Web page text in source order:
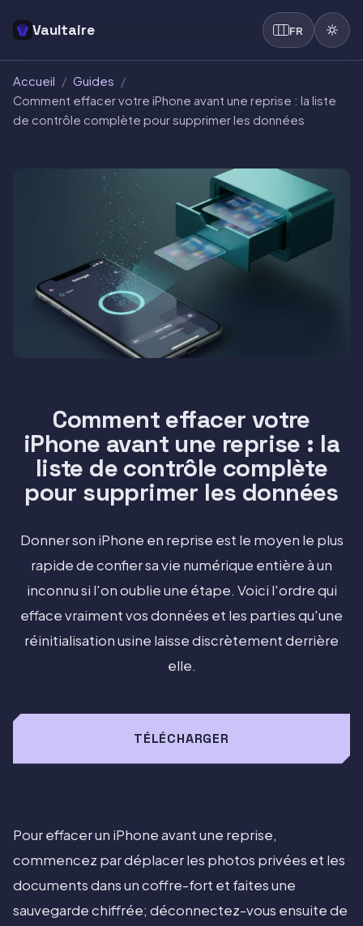
Vaultaire FR
Accueil / Guides /
Comment effacer votre iPhone avant une reprise : la liste
de contrôle complète pour supprimer les données
Comment effacer votre
iPhone avant une reprise : la
liste de contrôle complète
pour supprimer les données
Donner son iPhone en reprise est le moyen le plus
rapide de confier sa vie numérique entière à un
inconnu si l'on oublie une étape. Voici l'ordre qui
efface vraiment vos données et les parties qu'une
réinitialisation usine laisse discrètement derrière
elle.
TÉLÉCHARGER
Pour effacer un iPhone avant une reprise,
commencez par déplacer les photos privées et les
documents dans un coffre-fort et faites une
sauvegarde chiffrée; déconnectez-vous ensuite de